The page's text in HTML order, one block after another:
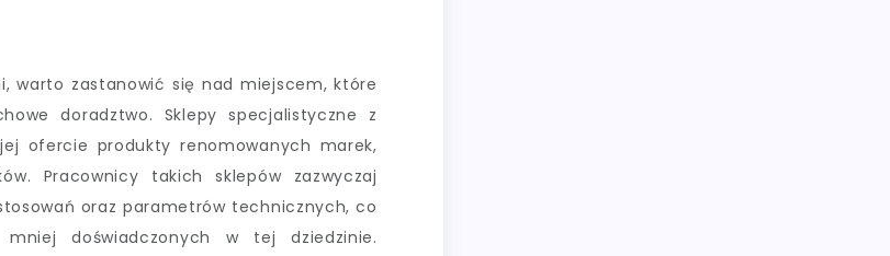
warto zastanowić się nad miejscem, które
doradztwo. Sklepy specjalistyczne z
ofercie produkty renomowanych marek,
Pracownicy takich sklepów zazwyczaj
oraz parametrów technicznych, co
doświadczonych w tej dziedzinie.